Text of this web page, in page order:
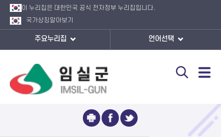
이 누리집은 대한민국 공식 전자정부 누리집입니다.
국가상징 알아보기
주요누리집 언어선택
전입장려금 지원